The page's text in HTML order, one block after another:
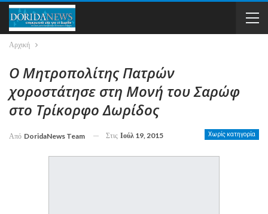
Αρχική
Ο Μητροπολίτης Πατρών
χοροστάτησε στη Μονή του Σαρώφ
στο Τρίκορφο Δωρίδος
Χωρίς κατηγορία
Από DoridaNews Team Στις Ιούλ 19, 2015